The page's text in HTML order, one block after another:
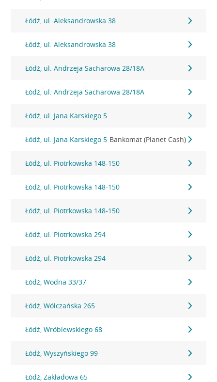
Łódź, ul. Aleksandrowska 38
Łódź, ul. Aleksandrowska 38
Łódź, ul. Andrzeja Sacharowa 28/18A
Łódź, ul. Andrzeja Sacharowa 28/18A
Łódź, ul. Jana Karskiego 5
Łódź, ul. Jana Karskiego 5 Bankomat (Planet Cash)
Łódź, ul. Piotrkowska 148-150
Łódź, ul. Piotrkowska 148-150
Łódź, ul. Piotrkowska 148-150
Łódź, ul. Piotrkowska 294
Łódź, ul. Piotrkowska 294
Łódź, Wodna 33/37
Łódź, Wólczańska 265
Łódź, Wróblewskiego 68
Łódź, Wyszyńskiego 99
Łódź, Zakładowa 65